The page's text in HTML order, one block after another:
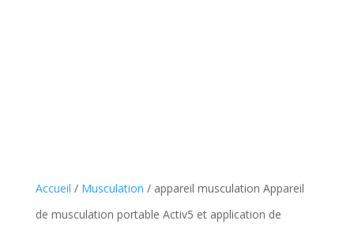
Accueil / Musculation / appareil musculation Appareil
de musculation portable Activ5 et application de